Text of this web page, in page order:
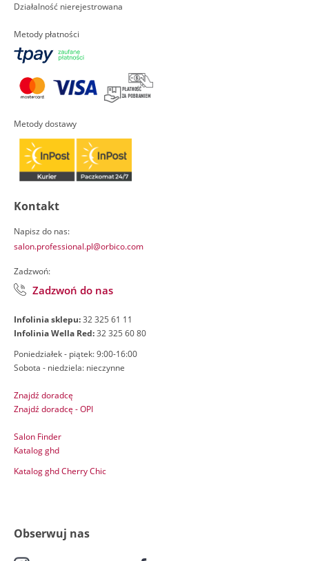
Działalność nierejestrowana
Metody płatności
Metody dostawy
Kontakt
Napisz do nas:
salon.professional.pl@orbico.com
Zadzwoń:
Zadzwoń do nas
Infolinia sklepu:32 325 61 11
Infolinia Wella Red:32 325 60 80
Poniedziałek - piątek: 9:00-16:00
Sobota - niedziela: nieczynne
Znajdź doradcę
Znajdź doradcę - OPI
Salon Finder
Katalog ghd
Katalog ghd Cherry Chic
Obserwuj nas